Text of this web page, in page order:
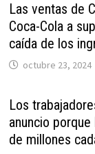
Las ventas de
Coca-Cola a
caída de los
octubre 23, 2024
Los
anuncio
de millones